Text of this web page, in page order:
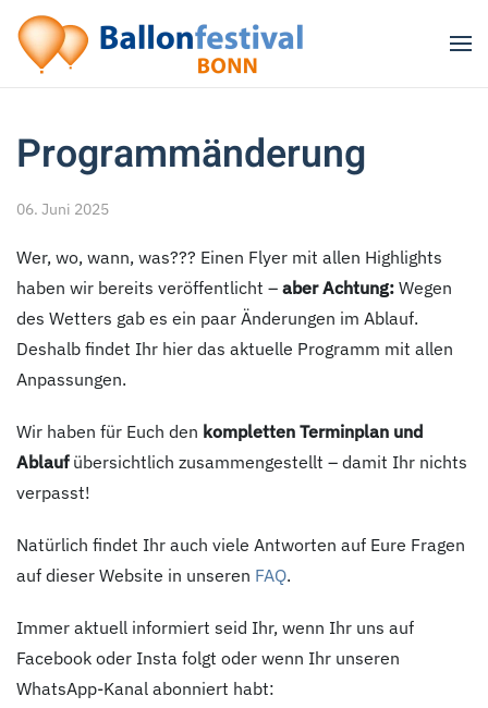
Zum Hauptinhalt springen
Programmänderung
06. Juni 2025
Wer, wo, wann, was??? Einen Flyer mit allen Highlights
haben wir bereits veröffentlicht – aber Achtung: Wegen
des Wetters gab es ein paar Änderungen im Ablauf.
Deshalb findet Ihr hier das aktuelle Programm mit allen
Anpassungen.
Wir haben für Euch den kompletten Terminplan und
Ablaufübersichtlich zusammengestellt – damit Ihr nichts
verpasst!
Natürlich findet Ihr auch viele Antworten auf Eure Fragen
auf dieser Website in unseren FAQ.
Immer aktuell informiert seid Ihr, wenn Ihr uns auf
Facebook oder Insta folgt oder wenn Ihr unseren
WhatsApp-Kanal abonniert habt: